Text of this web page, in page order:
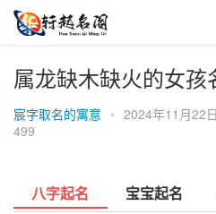
属龙缺木缺火的女孩
宸字取名的寓意 • 2024年11月22
499
八字起名 宝宝起名